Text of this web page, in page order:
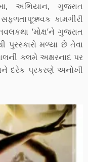
અભિયાન, ગુજરાત
કામગીરી
‘મોક્ષ’ને ગુજરાત
પુરસ્કારો મળ્યા છે તેવા
કલમે અક્ષરનાદ પર
દરેક પ્રકરણે અનોખી